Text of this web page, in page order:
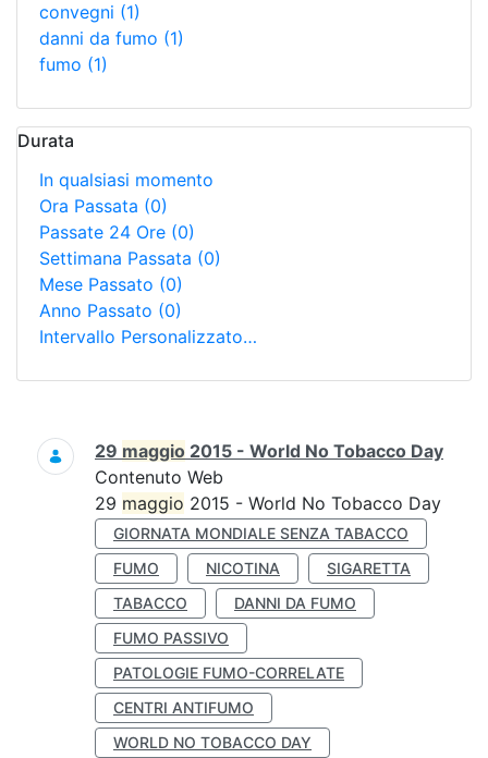
convegni (1)
danni da fumo (1)
fumo (1)
Durata
In qualsiasi momento
Ora Passata (0)
Passate 24 Ore (0)
Settimana Passata (0)
Mese Passato (0)
Anno Passato (0)
Intervallo Personalizzato…
Ricerca
29 maggio 2015 - World No Tobacco Day
Contenuto Web
29 maggio 2015 - World No Tobacco Day
GIORNATA MONDIALE SENZA TABACCO
FUMO
NICOTINA
SIGARETTA
TABACCO
DANNI DA FUMO
FUMO PASSIVO
PATOLOGIE FUMO-CORRELATE
CENTRI ANTIFUMO
WORLD NO TOBACCO DAY